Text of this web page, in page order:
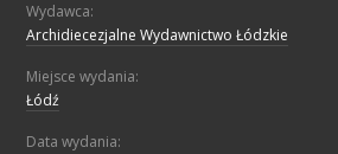
Wydawca:
Archidiecezjalne Wydawnictwo Łódzkie
Miejsce wydania:
Łódź
Data wydania: